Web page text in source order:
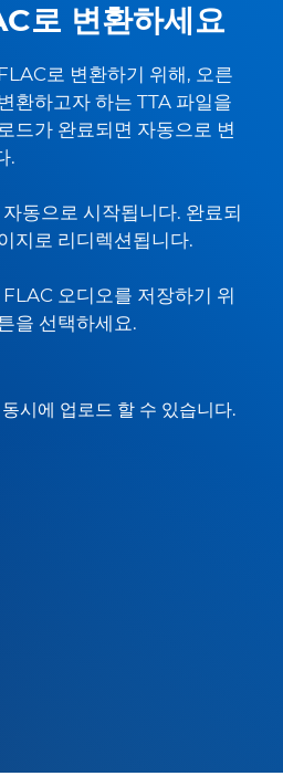
로 변환하세요
로 변환하기 위해, 오른
환하고자 하는 TTA 파일을
드가 완료되면 자동으로 변
.
동으로 시작됩니다. 완료되
지로 리디렉션됩니다.
오디오를 저장하기 위
을 선택하세요.
시에 업로드 할 수 있습니다.